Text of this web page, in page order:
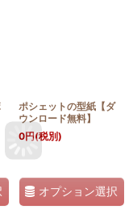
ポシェットの型紙【ダ
ウンロード無料】
0円(税別)
オプション選択